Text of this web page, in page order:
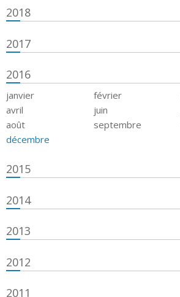
2018
2017
2016
janvier février
avril
juin
août
septembre
décembre
2015
2014
2013
2012
2011